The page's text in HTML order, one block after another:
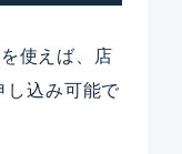
使えば、店
し込み可能で